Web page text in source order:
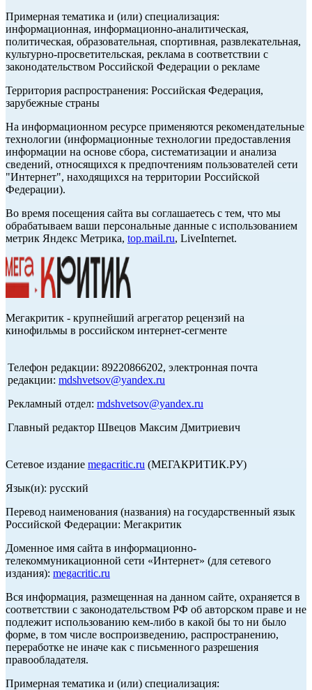
Примерная тематика и (или) специализация:
информационная, информационно-аналитическая,
политическая, образовательная, спортивная, развлекательная,
культурно-просветительская, реклама в соответствии с
законодательством Российской Федерации о рекламе
Территория распространения: Российская Федерация,
зарубежные страны
На информационном ресурсе применяются рекомендательные
технологии (информационные технологии предоставления
информации на основе сбора, систематизации и анализа
сведений, относящихся к предпочтениям пользователей сети
"Интернет", находящихся на территории Российской
Федерации).
Во время посещения сайта вы соглашаетесь с тем, что мы
обрабатываем ваши персональные данные с использованием
метрик Яндекс Метрика, top.mail.ru, LiveInternet.
Мегакритик - крупнейший агрегатор рецензий на
кинофильмы в российском интернет-сегменте
Телефон редакции: 89220866202, электронная почта
редакции: mdshvetsov@yandex.ru
Рекламный отдел: mdshvetsov@yandex.ru
Главный редактор Швецов Максим Дмитриевич
Сетевое издание megacritic.ru (МЕГАКРИТИК.РУ)
Язык(и): русский
Перевод наименования (названия) на государственный язык
Российской Федерации: Мегакритик
Доменное имя сайта в информационно-
телекоммуникационной сети «Интернет» (для сетевого
издания): megacritic.ru
Вся информация, размещенная на данном сайте, охраняется в
соответствии с законодательством РФ об авторском праве и не
подлежит использованию кем-либо в какой бы то ни было
форме, в том числе воспроизведению, распространению,
переработке не иначе как с письменного разрешения
правообладателя.
Примерная тематика и (или) специализация: